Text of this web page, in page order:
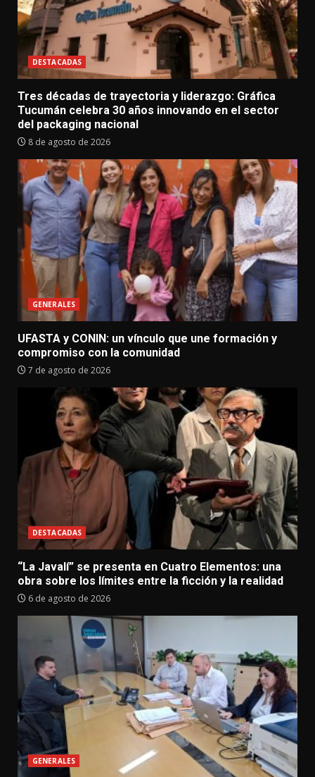
DESTACADAS
Tres décadas de trayectoria y liderazgo: Gráfica
Tucumán celebra 30 años innovando en el sector
del packaging nacional
8 de agosto de 2026
GENERALES
UFASTA y CONIN: un vínculo que une formación y
compromiso con la comunidad
7 de agosto de 2026
DESTACADAS
“La Javalí” se presenta en Cuatro Elementos: una
obra sobre los límites entre la ficción y la realidad
6 de agosto de 2026
GENERALES